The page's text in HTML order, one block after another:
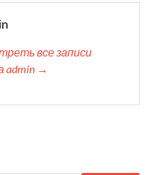
все записи
admin →